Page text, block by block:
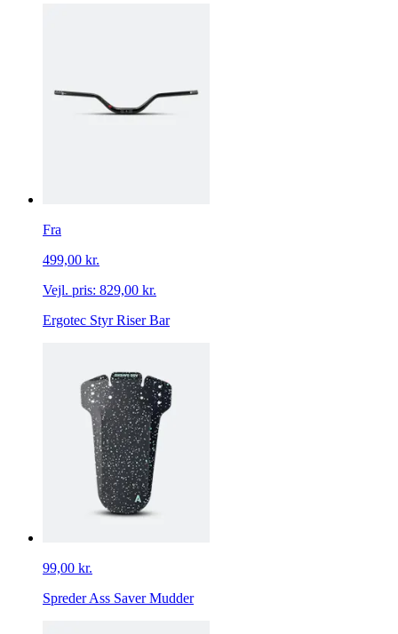
Fra
499,00 kr.
Vejl. pris: 829,00 kr.
Ergotec Styr Riser Bar
99,00 kr.
Spreder Ass Saver Mudder